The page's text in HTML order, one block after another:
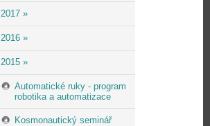
2017 »
2016 »
2015 »
Automatické ruky - program
robotika a automatizace
Kosmonautický seminář